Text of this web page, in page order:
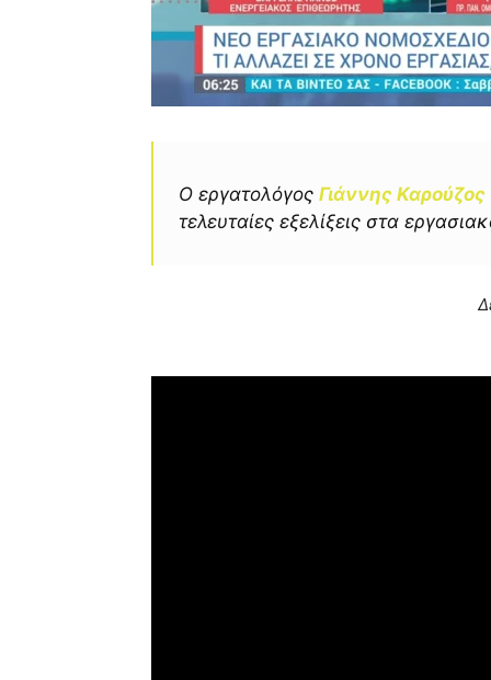
Ο εργατολόγος Γιάννης Καρούζος
τελευταίες εξελίξεις στα